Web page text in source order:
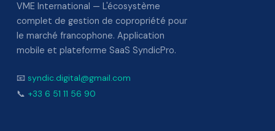
VME International — L'écosystème
complet de gestion de copropriété pour
le marché francophone. Application
mobile et plateforme SaaS SyndicPro.
📧 syndic.digital@gmail.com
📞 +33 6 51 11 56 90